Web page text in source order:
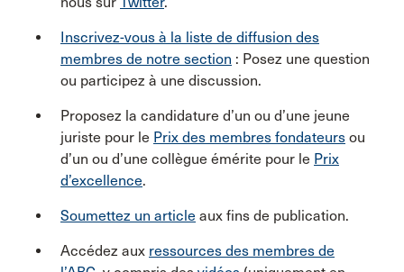
Inscrivez-vous à la liste de diffusion des
membres de notre section : Posez une question
ou participez à une discussion.
Proposez la candidature d’un ou d’une jeune
juriste pour le Prix des membres fondateurs ou
d’un ou d’une collègue émérite pour le Prix
d’excellence.
Soumettez un article aux fins de publication.
Accédez aux ressources des membres de